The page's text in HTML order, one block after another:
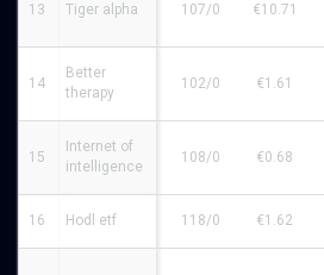
13 Tiger alpha 107/0 €10.71
14
Better
therapy
102/0 €1.61
15
Internet of
intelligence
108/0 €0.68
16 Hodl etf 118/0 €1.62